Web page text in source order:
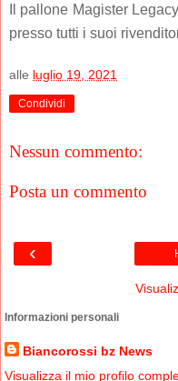
Il pallone Magister
presso tutti i suoi
alle luglio 19, 2021
Condividi
Nessun commento:
Posta un commento
‹
Informazioni personali
Biancorossi bz News
Visualizza il mio profilo